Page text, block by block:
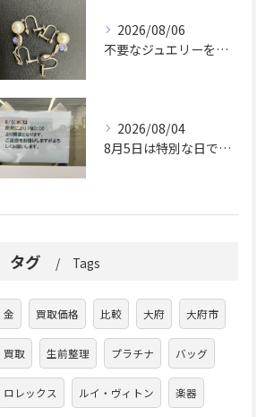
2026/08/06
不要なジュエリーを眠らせていませんか？
2026/08/04
8月5日は特別な日です。
タグ Tags
金 買取価格 比較 大府 大府市
買取 生前整理 プラチナ バッグ
ロレックス ルイ・ヴィトン 楽器